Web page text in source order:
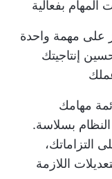
المهام بفعالية
على مهمة واحدة
إنتاجيتك
مهامك
بسلاسة.
التزاماتك،
اللازمة